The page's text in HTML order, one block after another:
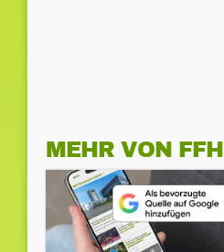
MEHR VON FFH